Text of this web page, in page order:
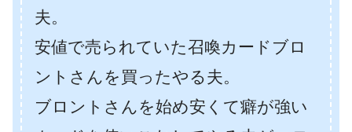
夫。
安値で売られていた召喚カードブロ
ントさんを買ったやる夫。
ブロントさんを始め安くて癖が強い